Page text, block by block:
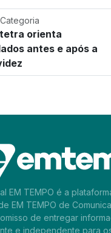
orienta
antes e após a
EM TEMPO é a
EM TEMPO de
de entregar
e independente para